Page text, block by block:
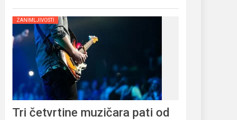
ZANIMLJIVOSTI
Tri četvrtine muzičara pati od